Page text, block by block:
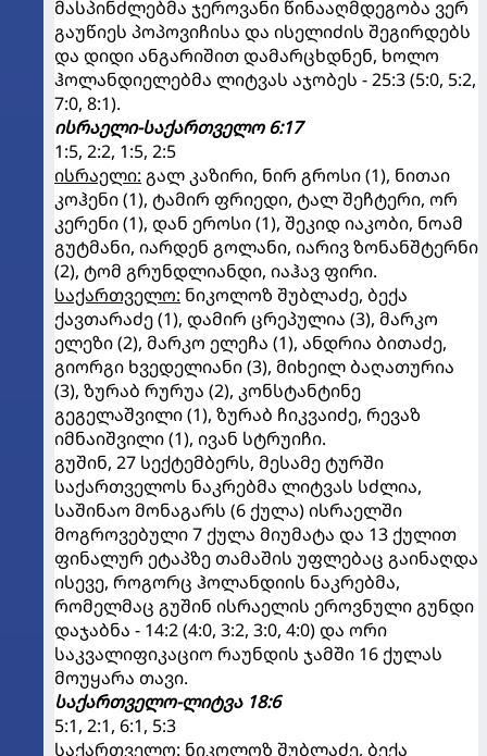
მასპინძლებმა ჯეროვანი წინააღმდეგობა ვერ
გაუწიეს პოპოვიჩისა და ისელიძის შეგირდებს
და დიდი ანგარიშით დამარცხდნენ, ხოლო
ჰოლანდიელებმა ლიტვას აჯობეს - 25:3 (5:0, 5:2,
7:0, 8:1).
ისრაელი-საქართველო 6:17
1:5, 2:2, 1:5, 2:5
ისრაელი: გალ კაზირი, ნირ გროსი (1), ნითაი
კოჰენი (1), ტამირ ფრიედი, ტალ შეჩტერი, ორ
კერენი (1), დან ეროსი (1), შეკიდ იაკობი, ნოამ
გუტმანი, იარდენ გოლანი, იარივ ზონანშტერნი
(2), ტომ გრუნდლიანდი, იაჰავ ფირი.
საქართველო: ნიკოლოზ შუბლაძე, ბექა
ქავთარაძე (1), დამირ ცრეპულია (3), მარკო
ელეზი (2), მარკო ელეჩა (1), ანდრია ბითაძე,
გიორგი ხვედელიანი (3), მიხეილ ბაღათურია
(3), ზურაბ რურუა (2), კონსტანტინე
გეგელაშვილი (1), ზურაბ ჩიკვაიძე, რევაზ
იმნაიშვილი (1), ივან სტრუიჩი.
გუშინ, 27 სექტემბერს, მესამე ტურში
საქართველოს ნაკრებმა ლიტვას სძლია,
საშინაო მონაგარს (6 ქულა) ისრაელში
მოგროვებული 7 ქულა მიუმატა და 13 ქულით
ფინალურ ეტაპზე თამაშის უფლებაც გაინაღდა
ისევე, როგორც ჰოლანდიის ნაკრებმა,
რომელმაც გუშინ ისრაელის ეროვნული გუნდი
დაჯაბნა - 14:2 (4:0, 3:2, 3:0, 4:0) და ორი
საკვალიფიკაციო რაუნდის ჯამში 16 ქულას
მოუყარა თავი.
საქართველო-ლიტვა 18:6
5:1, 2:1, 6:1, 5:3
საქართველო: ნიკოლოზ შუბლაძე, ბექა